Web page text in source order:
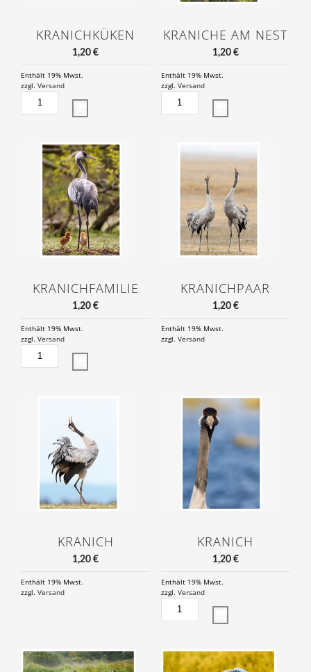
KRANICHKÜKEN
1,20€
Enthält 19% Mwst.
zzgl. Versand
KRANICHKÜKEN
MENGE
KRANICHE AM NEST
1,20 €
Enthält 19% Mwst.
zzgl. Versand
KRANICHE
AM
KRANICHFAMILIE
1,20€
Enthält 19% Mwst.
zzgl. Versand
KRANICHFAMILIE
MENGE
KRANICHPAAR
1,20 €
Enthält 19% Mwst.
zzgl. Versand
KRANICH
1,20€
Enthält 19% Mwst.
zzgl. Versand
KRANICH
1,20 €
Enthält 19% Mwst.
zzgl. Versand
KRANICH
MENGE